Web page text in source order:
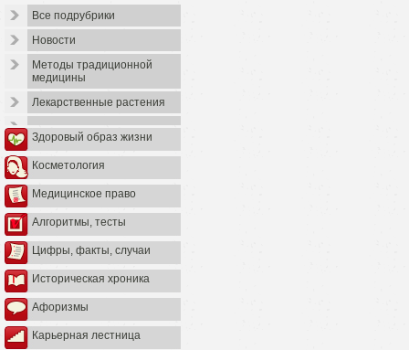
Все подрубрики
Новости
Методы традиционной
медицины
Лекарственные растения
Здоровый образ жизни
Косметология
Медицинское право
Алгоритмы, тесты
Цифры, факты, случаи
Историческая хроника
Афоризмы
Карьерная лестница